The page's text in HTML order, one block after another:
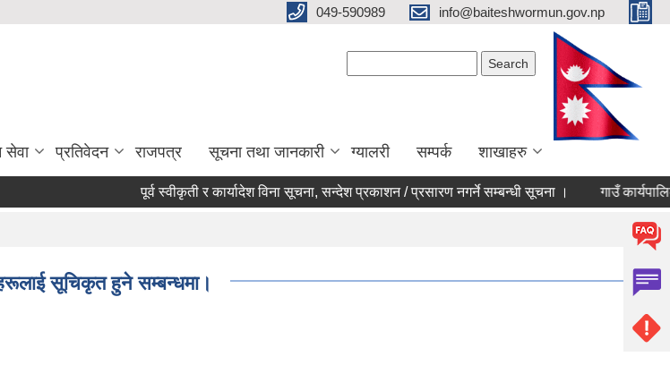
049-590989 info@baiteshwormun.gov.np
सेवा प्रतिवेदन राजपत्र सूचना तथा जानकारी ग्यालरी सम्पर्क शाखाहरु
पूर्व स्वीकृती र कार्यादेश विना सूचना, सन्देश प्रकाशन / प्रसारण नगर्ने सम्बन्धी सूचना । गाउँ
सूचिकृत हुने सम्बन्धमा।